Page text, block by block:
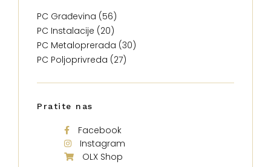
PC Građevina (56)
PC Instalacije (20)
PC Metaloprerada (30)
PC Poljoprivreda (27)
Pratite nas
Facebook
Instagram
OLX Shop